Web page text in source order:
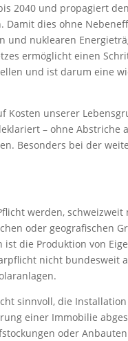
2040 und propagiert
dies ohne
und nuklearen
ermöglicht einen
und ist darum eine
Kosten unserer
– ohne Abstriche
Besonders bei der
werden, schweizweit
oder geografischen
ist die Produktion von
nicht bundesweit
sinnvoll, die
einer Immobilie
oder